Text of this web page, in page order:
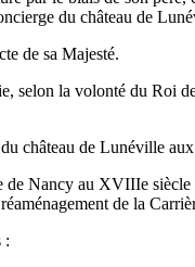
du château de
de sa Majesté.
selon la volonté du
château de Lunéville
de Nancy au XVIIIe
de la
: